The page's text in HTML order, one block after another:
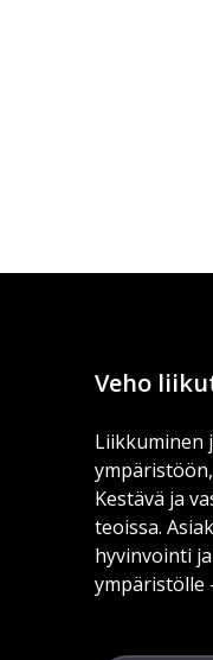
Veho
Liikkuminen
Kestävä ja
teoissa.
hyvinvointi
ympäristölle